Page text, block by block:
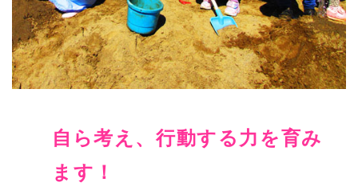
自ら考え、行動する力を育み
ます！